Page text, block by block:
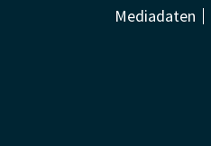
Mediadaten